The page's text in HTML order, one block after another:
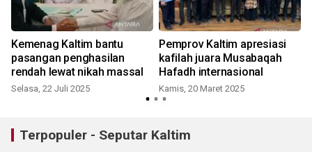
Kemenag Kaltim bantu
pasangan penghasilan
rendah lewat nikah massal
Selasa, 22 Juli 2025
Pemprov Kaltim apresiasi
kafilah juara Musabaqah
Hafadh internasional
Kamis, 20 Maret 2025
Terpopuler - Seputar Kaltim